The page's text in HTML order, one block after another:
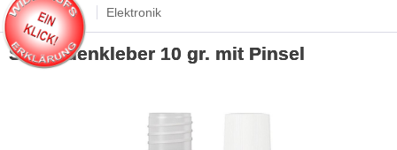
Übersicht Elektronik
Sekundenkleber 10 gr. mit Pinsel